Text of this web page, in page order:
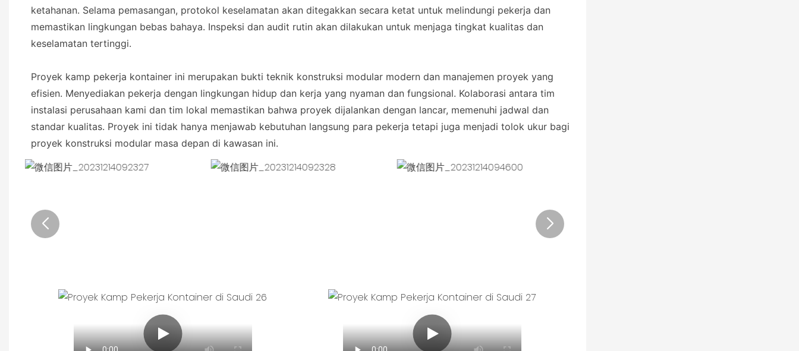
ketahanan. Selama pemasangan, protokol keselamatan akan ditegakkan secara ketat untuk melindungi pekerja dan
memastikan lingkungan bebas bahaya. Inspeksi dan audit rutin akan dilakukan untuk menjaga tingkat kualitas dan
keselamatan tertinggi.
Proyek kamp pekerja kontainer ini merupakan bukti teknik konstruksi modular modern dan manajemen proyek yang
efisien. Menyediakan pekerja dengan lingkungan hidup dan kerja yang nyaman dan fungsional. Kolaborasi antara tim
instalasi perusahaan kami dan tim lokal memastikan bahwa proyek dijalankan dengan lancar, memenuhi jadwal dan
standar kualitas. Proyek ini tidak hanya menjawab kebutuhan langsung para pekerja tetapi juga menjadi tolok ukur bagi
proyek konstruksi modular masa depan di kawasan ini.